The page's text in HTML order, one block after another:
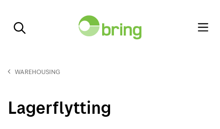
WAREHOUSING
Lagerflytting